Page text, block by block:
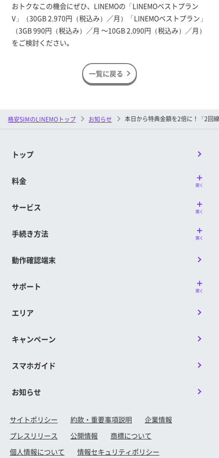
おトクなこの機会にぜひ、LINEMOの「LINEMOベストプラン
V」（30GB 2,970円（税込み）／月）「LINEMOベストプラン」
（3GB 990円（税込み）／月 ～10GB 2,090円（税込み）／月）
をご検討ください。
一覧に戻る
格安SIMのLINEMOトップ お知らせ 本日から特典金額を2倍に！「2回
トップ
料金 開く
サービス 開く
手続き方法 開く
動作確認端末
サポート 開く
エリア
キャンペーン
スマホガイド
お知らせ
サイトポリシー 約款・重要事項説明
企業情報
プレスリリース
公開情報
商標について
個人情報について
情報セキュリティポリシー